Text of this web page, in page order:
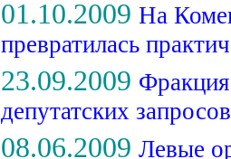
01.10.2009 На
превратилась
23.09.2009
депутатских запросов
08.06.2009 Левые